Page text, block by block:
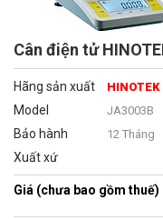
Cân điện tử
Hãng sản xuất HINOTEK
Model JA3003B
Bảo hành 12 Tháng
Xuất xứ
Giá (chưa bao gồm thuế)